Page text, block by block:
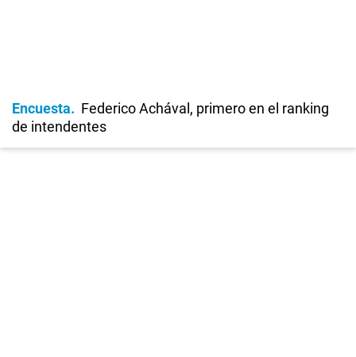
Encuesta
Federico Achával, primero en el ranking
de intendentes